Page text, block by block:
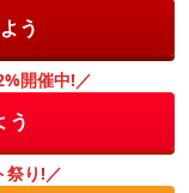
う
開催中!／
う
祭り!／